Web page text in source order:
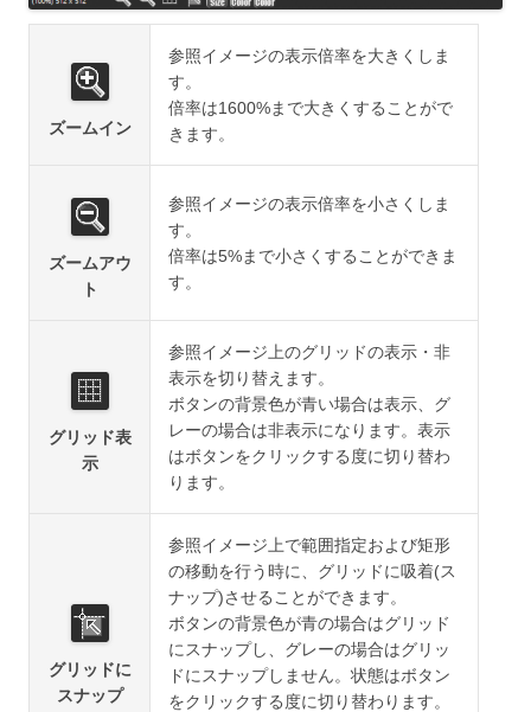
ズームイン
参照イメージの表示倍率を大きくしま
す。
倍率は1600%まで大きくすることがで
きます。
ズームアウ
ト
参照イメージの表示倍率を小さくしま
す。
倍率は5%まで小さくすることができま
す。
グリッド表
示
参照イメージ上のグリッドの表示・非
表示を切り替えます。
ボタンの背景色が青い場合は表示、グ
レーの場合は非表示になります。表示
はボタンをクリックする度に切り替わ
ります。
グリッドに
スナップ
参照イメージ上で範囲指定および矩形
の移動を行う時に、グリッドに吸着(ス
ナップ)させることができます。
ボタンの背景色が青の場合はグリッド
にスナップし、グレーの場合はグリッ
ドにスナップしません。状態はボタン
をクリックする度に切り替わります。